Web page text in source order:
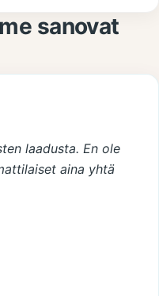
sanovat
laadusta. En ole
aina yhtä